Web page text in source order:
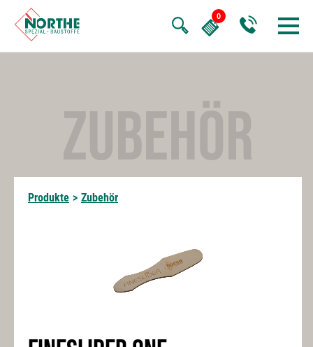
ZUBEHÖR
Produkte > Zubehör